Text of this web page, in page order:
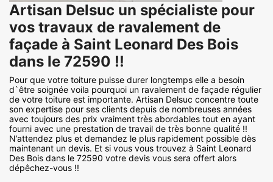
Artisan Delsuc un spécialiste pour
vos travaux de ravalement de
façade à Saint Leonard Des Bois
dans le 72590 !!
Pour que votre toiture puisse durer longtemps elle a besoin
d`être soignée voila pourquoi un ravalement de façade régulier
de votre toiture est importante. Artisan Delsuc concentre toute
son expertise pour ses clients depuis de nombreuses années
avec toujours des prix vraiment très abordables tout en ayant
fourni avec une prestation de travail de très bonne qualité !!
N’attendez plus et demandez le plus rapidement possible dès
maintenant un devis. Et si vous vous trouvez à Saint Leonard
Des Bois dans le 72590 votre devis vous sera offert alors
dépêchez-vous !!